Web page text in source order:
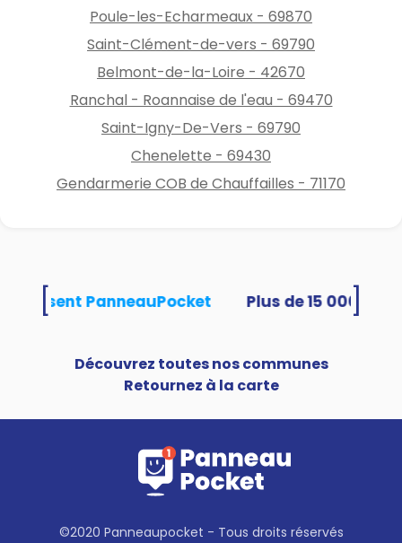
Poule-les-Echarmeaux - 69870
Saint-Clément-de-vers - 69790
Belmont-de-la-Loire - 42670
Ranchal - Roannaise de l'eau - 69470
Saint-Igny-De-Vers - 69790
Chenelette - 69430
Gendarmerie COB de Chauffailles - 71170
utilisent PanneauPocket
Découvrez toutes nos communes
Retournez à la carte
©2020 Panneaupocket - Tous droits réservés